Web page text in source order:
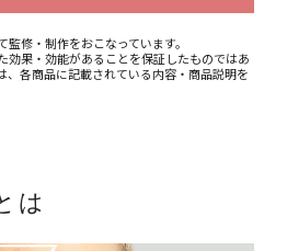
修・制作をおこなっています。
果・効能があることを保証したものではあ
、各商品に記載されている内容・商品説明を
は